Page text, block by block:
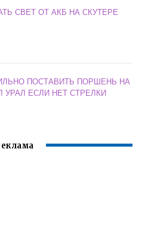
СВЕТ ОТ АКБ НА СКУТЕРЕ
ПОСТАВИТЬ ПОРШЕНЬ НА
УРАЛ ЕСЛИ НЕТ СТРЕЛКИ